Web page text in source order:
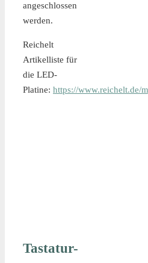
angeschlossen
werden.
Reichelt
Artikelliste für
die LED-
Platine: https://www.reichelt.de/
Tastatur-